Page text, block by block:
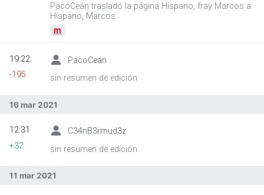
PacoCeán trasladó la página Hispano, fray Marcos a
Hispano, Marcos
m
PacoCeán
sin resumen de edición
19:22
-195
16 mar 2021
C34nB3rmud3z
sin resumen de edición
12:31
+32
11 mar 2021